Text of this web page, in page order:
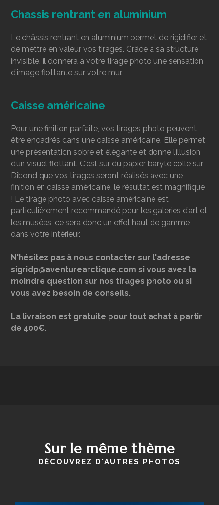
Chassis rentrant en aluminium
Le châssis rentrant en aluminium permet de rigidifier et
de mettre en valeur vos tirages. Grâce à sa structure
invisible, il donnera à votre tirage photo une sensation
d’image flottante sur votre mur.
Caisse américaine
Pour une finition parfaite, vos tirages photo peuvent
être encadrés dans une caisse américaine. Elle permet
une présentation sobre et élégante et donne l’illusion
d’un visuel flottant. C'est sur du papier baryté collé sur
Dibond que vos tirages seront réalisés avec une
finition en caisse américaine, le résultat est magnifique
! Le tirage photo avec caisse américaine est
particulièrement recommandé pour les galeries d’art et
les musées, ce sera donc un effet haut de gamme
dans votre intérieur.
N'hésitez pas à nous contacter sur l'adresse
sigridp@aventurearctique.com si vous avez la
moindre question sur nos tirages photo ou si
vous avez besoin de conseils.
La livraison est gratuite pour tout achat à partir
de 400€.
Sur le même thème
DÉCOUVREZ D'AUTRES PHOTOS